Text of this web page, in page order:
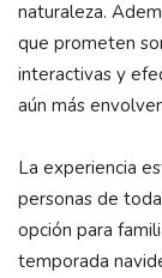
naturaleza.
que prometen
interactivas y
aún más
La experiencia
personas de
opción para
temporada